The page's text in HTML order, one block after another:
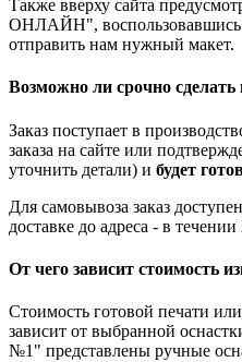
Также вверху сайта
ОНЛАЙН", воспользовавшись
отправить нам нужный макет.
Возможно ли срочно
Заказ поступает в
заказа на сайте или
уточнить детали) и будет
Для самовывоза заказ
доставке до адреса - в
От чего зависит стоимость
Стоимость готовой печати
зависит от выбранной
№1" представлены ручные